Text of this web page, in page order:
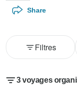
Share
Filtres
3 voyages